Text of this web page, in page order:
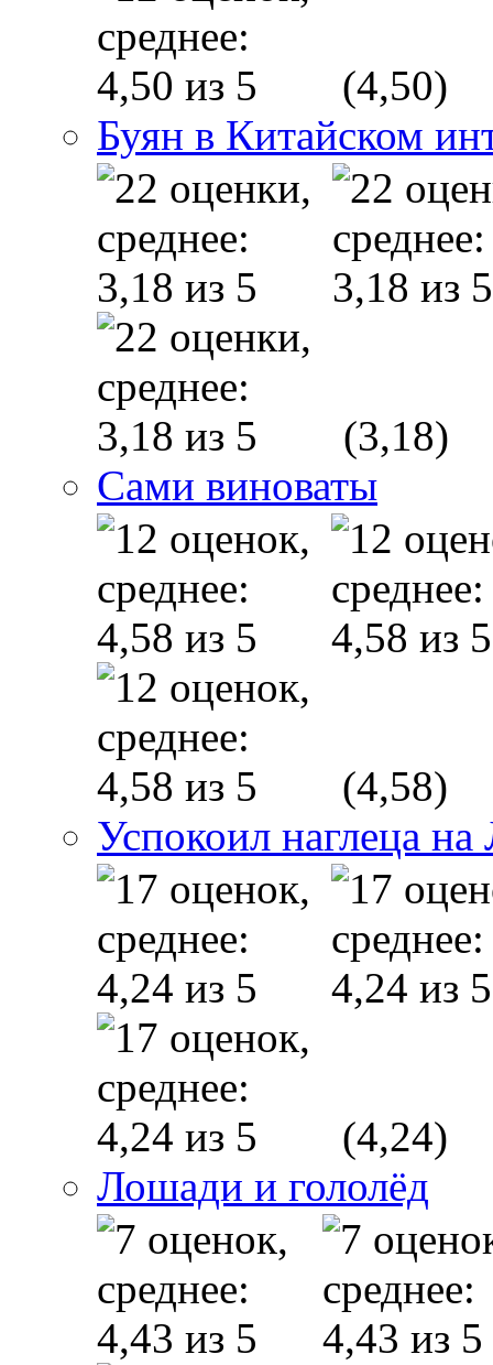
(4,50)
Буян в Китайском
(3,18)
Сами виноваты
(4,58)
Успокоил наглеца на
(4,24)
Лошади и гололёд